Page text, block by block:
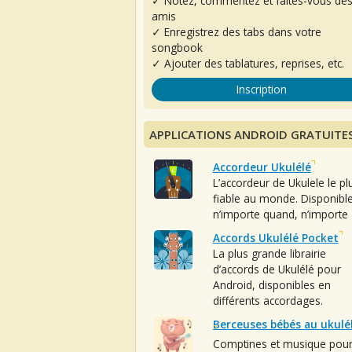
amis
✓ Enregistrez des tabs dans votre
songbook
✓ Ajouter des tablatures, reprises, etc.
Inscription
APPLICATIONS ANDROID
Accordeur Ukulélé
L’accordeur de Ukulele le
fiable au monde. Disponible
n’importe quand, n’importe
Accords Ukulélé Pocket
La plus grande librairie
d’accords de Ukulélé pour
Android, disponibles en
différents accordages.
Berceuses bébés au
Comptines et musique pour